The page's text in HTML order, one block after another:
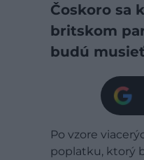
Čoskoro sa
britskom
budú
Po vzore
poplatku, ktorý